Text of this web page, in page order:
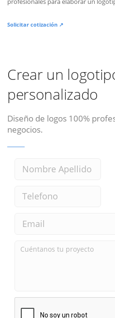
Solicitar cotización ↗
Crear un
personalizado
Diseño de logos 100%
negocios.